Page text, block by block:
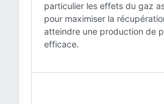
particulier les effets du gaz
pour maximiser la
atteindre une production de
efficace.